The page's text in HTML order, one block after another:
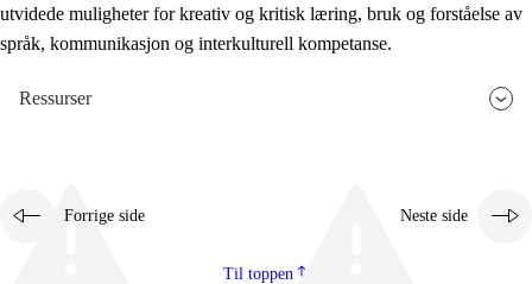
utvidede muligheter for kreativ og kritisk læring, bruk og forståelse av
språk, kommunikasjon og interkulturell kompetanse.
Ressurser
Forrige side Neste side
Til toppen